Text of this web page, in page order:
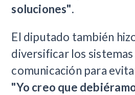
soluciones".
El diputado también
diversificar los sistemas
comunicación para
"Yo creo que